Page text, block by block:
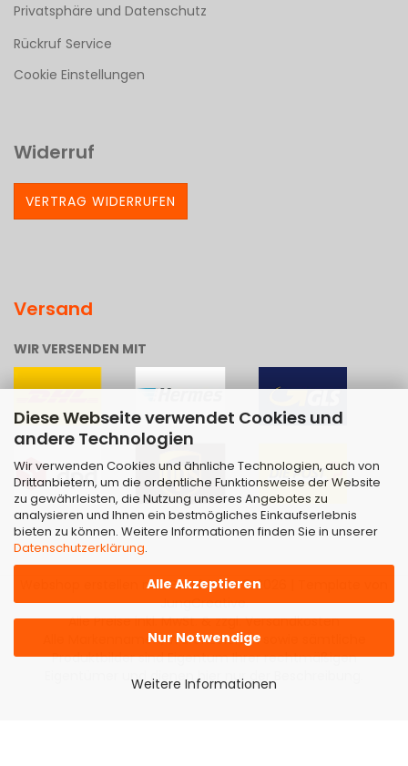
Diese Webseite verwendet Cookies und
andere Technologien
Wir verwenden Cookies und ähnliche Technologien, auch von
Drittanbietern, um die ordentliche Funktionsweise der Website
zu gewährleisten, die Nutzung unseres Angebotes zu
analysieren und Ihnen ein bestmögliches Einkaufserlebnis
bieten zu können. Weitere Informationen finden Sie in unserer
Datenschutzerklärung.
Alle Akzeptieren
Nur Notwendige
Weitere Informationen
Privatsphäre und Datenschutz
Rückruf Service
Cookie Einstellungen
Widerruf
VERTRAG WIDERRUFEN
Versand
WIR VERSENDEN MIT
mit Gambio.de © 2026 | Template von
JungCreative.
Alle Preise inkl. MwSt. & zzgl. Versandkosten
Alle Markennamen, Warenzeichen sowie sämtliche
Produktbilder sind Eigentum Ihrer rechtmäßigen
Eigentümer und dienen hier nur der Beschreibung.